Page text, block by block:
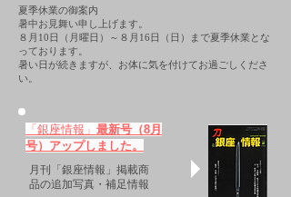
夏季休業の御案内
暑中お見舞い申し上げます。
８月10日（月曜日）～８月16日（日）まで夏季休業とな
っております。
​暑い日が続きますが、お体に気を付けてお過ごしくださ
い。
「銀座情報」 最新号（8月
号）アップしました。
月刊「銀座情報」掲載商
品の追加写真・補足情報